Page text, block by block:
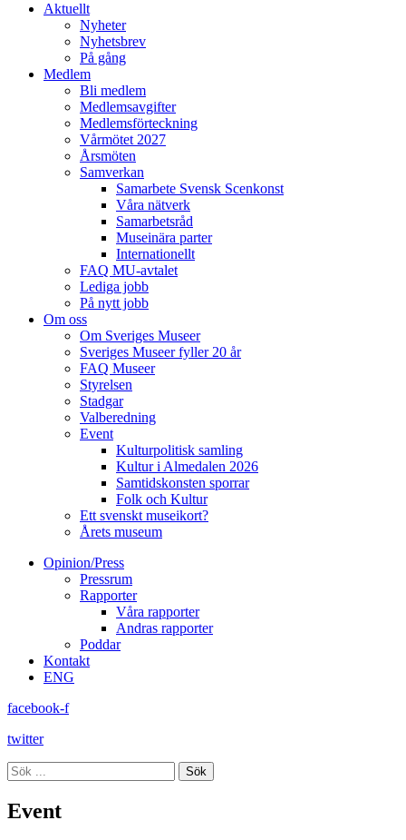
Aktuellt
Nyheter
Nyhetsbrev
På gång
Medlem
Bli medlem
Medlemsavgifter
Medlemsförteckning
Vårmötet 2027
Årsmöten
Samverkan
Samarbete Svensk Scenkonst
Våra nätverk
Samarbetsråd
Museinära parter
Internationellt
FAQ MU-avtalet
Lediga jobb
På nytt jobb
Om oss
Om Sveriges Museer
Sveriges Museer fyller 20 år
FAQ Museer
Styrelsen
Stadgar
Valberedning
Event
Kulturpolitisk samling
Kultur i Almedalen 2026
Samtidskonsten sporrar
Folk och Kultur
Ett svenskt museikort?
Årets museum
Opinion/Press
Pressrum
Rapporter
Våra rapporter
Andras rapporter
Poddar
Kontakt
ENG
facebook-f
twitter
Sök
Event